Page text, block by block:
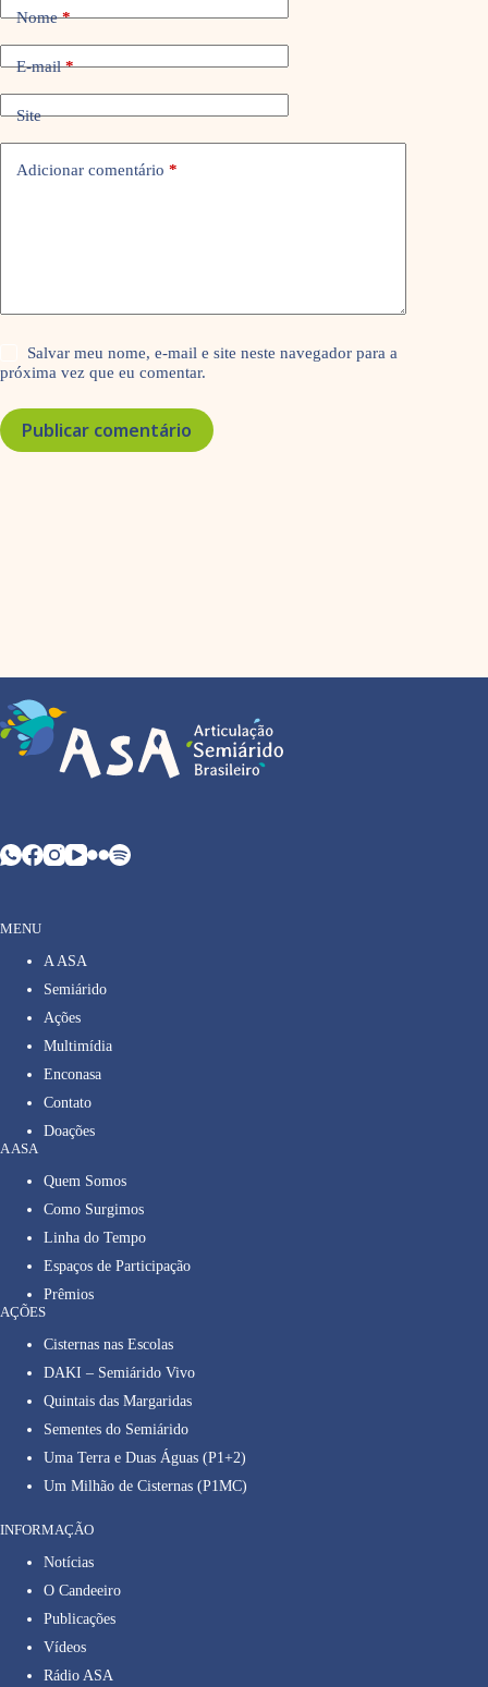
Nome*
E-mail*
Site
Adicionar comentário *
Salvar meu nome, e-mail e site neste navegador para a
próxima vez que eu comentar.
Publicar comentário
MENU
A ASA
Semiárido
Ações
Multimídia
Enconasa
Contato
Doações
A ASA
Quem Somos
Como Surgimos
Linha do Tempo
Espaços de Participação
Prêmios
AÇÕES
Cisternas nas Escolas
DAKI – Semiárido Vivo
Quintais das Margaridas
Sementes do Semiárido
Uma Terra e Duas Águas (P1+2)
Um Milhão de Cisternas (P1MC)
INFORMAÇÃO
Notícias
O Candeeiro
Publicações
Vídeos
Rádio ASA